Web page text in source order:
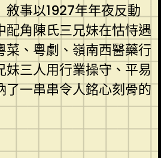
事以1927年年夜反動
配角陳氏三兄妹在怙恃遇
菜、粵劇、嶺南西醫藥行
妹三人用行業操守、平易
了一串串令人銘心刻骨的